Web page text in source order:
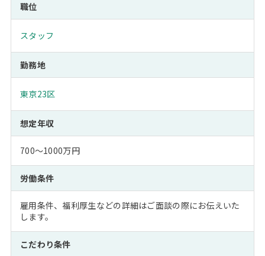
職位
スタッフ
勤務地
東京23区
想定年収
700～1000万円
労働条件
雇用条件、福利厚生などの詳細はご面談の際にお伝えいた
します。
こだわり条件